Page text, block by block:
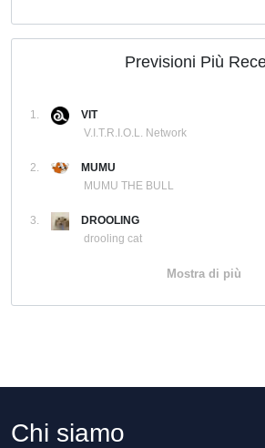
Previsioni Più
1.
VIT
V.I.T.R.I.O.L. Network
2.
MUMU
MUMU THE BULL
3.
DROOLING
drooling cat
Mostra di più
Chi siamo